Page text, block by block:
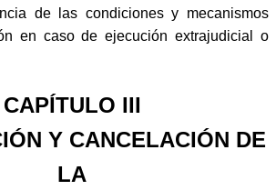
de las condiciones y mecanismos
en caso de ejecución extrajudicial o
CAPÍTULO III
Y CANCELACIÓN DE
LA